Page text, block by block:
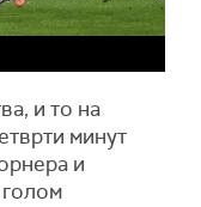
и то на
минут
и